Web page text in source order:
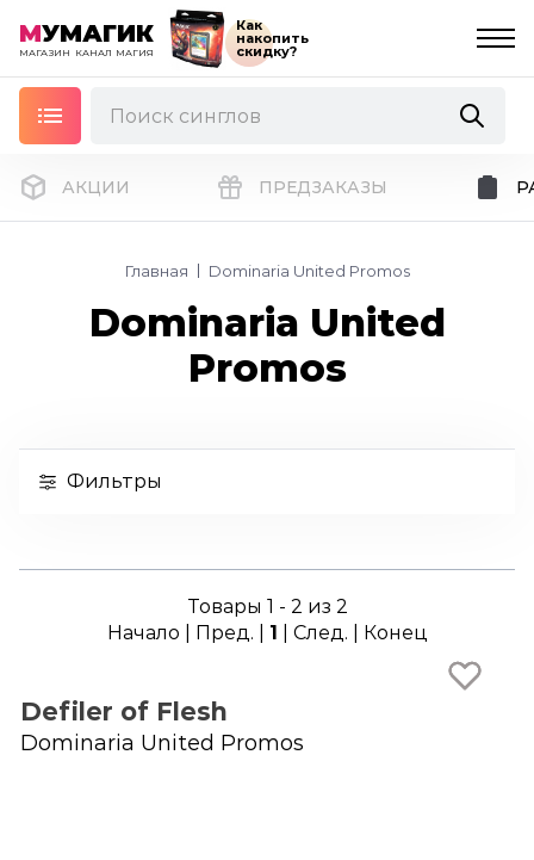
МУМАГИК
МАГАЗИН КАНАЛ МАГИЯ
Как
накопить
скидку?
АКЦИИ ПРЕДЗАКАЗЫ
Главная Dominaria United Promos
Dominaria United
Promos
Фильтры
Товары 1 - 2 из 2
Начало | Пред. | 1 | След. | Конец
Defiler of Flesh
Dominaria United Promos